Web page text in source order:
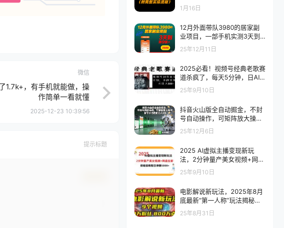
微信
1.7k+，有手机就能做，操
作简单一看就懂
2025-12-23 10:39:56
提示标题
1月16日
12月外面带队3980的居家副
业项目，一部手机实测3天到
账9张+，首发教程
25年12月11日
2025必看！视频号经典老歌赛
道杀疯了，每天5分钟，日AI
原创超简单，赚500+不是
梦！
25年9月10日
抖音火山版全自动掘金，不封
号自动操作，可矩阵放大操
作，新手小白也能日入5张
25年12月6日
2025 AI虚拟主播变现新玩
法，2分钟量产美女视频+网盘
拉新，保姆级教程日净赚5000
+
25年9月10日
电影解说新玩法，2025年8月
底最新“第一人称”玩法揭秘：9
个视频涨粉80万！(AI教程全
套)
25年8月31日